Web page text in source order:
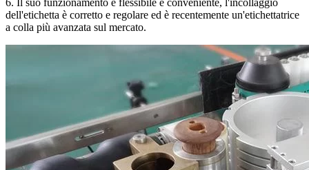
6. Il suo funzionamento è flessibile e conveniente, l'incollaggio
dell'etichetta è corretto e regolare ed è recentemente un'etichettatrice
a colla più avanzata sul mercato.